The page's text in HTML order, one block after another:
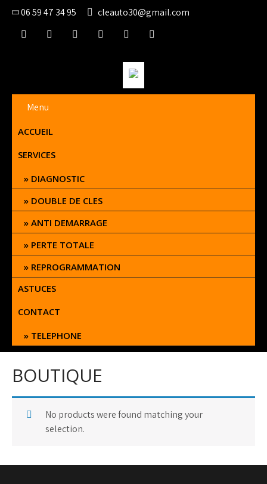
06 59 47 34 95 cleauto30@gmail.com
Menu
ACCUEIL
SERVICES
DIAGNOSTIC
DOUBLE DE CLES
ANTI DEMARRAGE
PERTE TOTALE
REPROGRAMMATION
ASTUCES
CONTACT
TELEPHONE
BOUTIQUE
No products were found matching your
selection.